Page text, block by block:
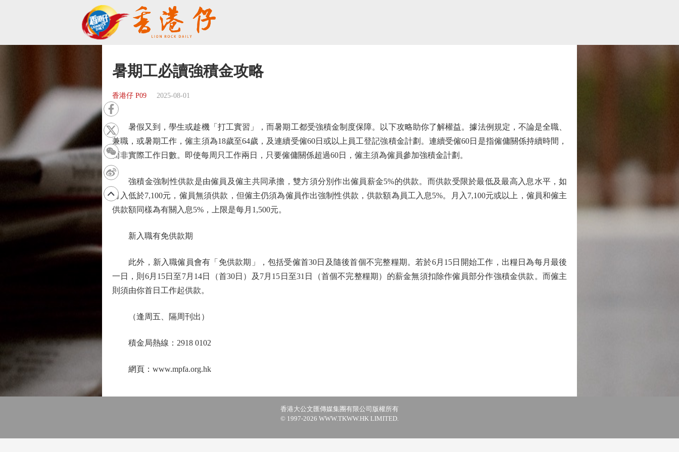
暑期工必讀強積金攻略
香港仔 P09 2025-08-01
暑假又到，學生或趁機「打工實習」，而暑期工都受強積金制度保障。以下攻略助你了解權益。據法例規定，不論是全職、
兼職，或暑期工作，僱主須為18歲至64歲，及連續受僱60日或以上員工登記強積金計劃。連續受僱60日是指僱傭關係持續時間，
而非實際工作日數。即使每周只工作兩日，只要僱傭關係超過60日，僱主須為僱員參加強積金計劃。
強積金強制性供款是由僱員及僱主共同承擔，雙方須分別作出僱員薪金5%的供款。而供款受限於最低及最高入息水平，如
月入低於7,100元，僱員無須供款，但僱主仍須為僱員作出強制性供款，供款額為員工入息5%。月入7,100元或以上，僱員和僱主
供款額同樣為有關入息5%，上限是每月1,500元。
新入職有免供款期
此外，新入職僱員會有「免供款期」，包括受僱首30日及隨後首個不完整糧期。若於6月15日開始工作，出糧日為每月最後
一日，則6月15日至7月14日（首30日）及7月15日至31日（首個不完整糧期）的薪金無須扣除作僱員部分作強積金供款。而僱主
則須由你首日工作起供款。
（逢周五、隔周刊出）
積金局熱線：2918 0102
網頁：www.mpfa.org.hk
香港大公文匯傳媒集團有限公司版權所有
© 1997-2026 WWW.TKWW.HK LIMITED.